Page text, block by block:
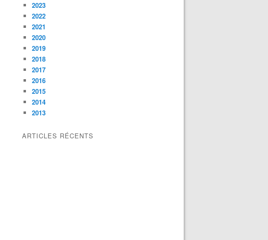
2023
2022
2021
2020
2019
2018
2017
2016
2015
2014
2013
ARTICLES RÉCENTS